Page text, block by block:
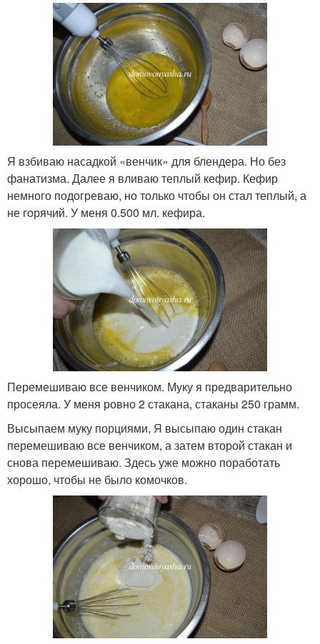
Я взбиваю насадкой «венчик» для блендера. Но без
фанатизма. Далее я вливаю теплый кефир. Кефир
немного подогреваю, но только чтобы он стал теплый, а
не горячий. У меня 0.500 мл. кефира.
Перемешиваю все венчиком. Муку я предварительно
просеяла. У меня ровно 2 стакана, стаканы 250 грамм.
Высыпаем муку порциями, Я высыпаю один стакан
перемешиваю все венчиком, а затем второй стакан и
снова перемешиваю. Здесь уже можно поработать
хорошо, чтобы не было комочков.